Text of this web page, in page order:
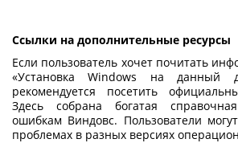
Ссылки на дополнительные ресурсы
Если пользователь хочет почитать
«Установка Windows на данный
рекомендуется посетить
Здесь собрана богатая
ошибкам Виндовс. Пользователи
проблемах в разных версиях